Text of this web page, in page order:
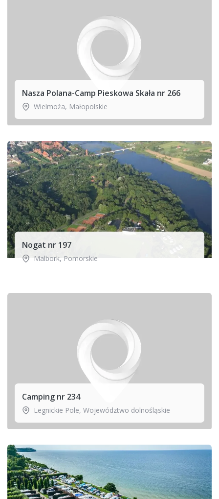
Nasza Polana-Camp Pieskowa Skała nr 266
Wielmoża, Małopolskie
Nogat nr 197
Malbork, Pomorskie
Camping nr 234
Legnickie Pole, Województwo dolnośląskie